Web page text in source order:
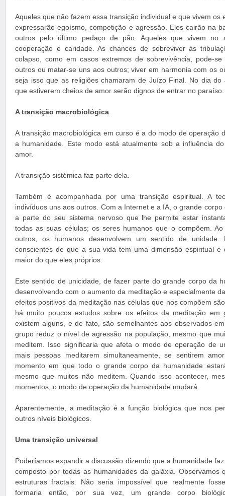
Aqueles que não fazem essa transição individual e que vivem os
expressarão egoísmo, competição e agressão. Eles cairão na
outros pelo último pedaço de pão. Aqueles que vivem no
cooperação e caridade. As chances de sobreviver às
colapso, como em casos extremos de sobrevivência, pode-
outros ou matar-se uns aos outros; viver em harmonia com os
seja isso que as religiões chamaram de Juízo Final. No dia do
que estiverem cheios de amor serão dignos de entrar no paraíso.
A transição macrobiológica
A transição macrobiológica em curso é a do modo de operação
a humanidade. Este modo está atualmente sob a influência
amor.
A transição sistémica faz parte dela.
Também é acompanhada por uma transição espiritual. A
indivíduos uns aos outros. Com a Internet e a IA, o grande
a parte do seu sistema nervoso que lhe permite estar
todas as suas células; os seres humanos que o compõem.
outros, os humanos desenvolvem um sentido de
conscientes de que a sua vida tem uma dimensão espiritual
maior do que eles próprios.
Este sentido de unicidade, de fazer parte do grande corpo da
desenvolvendo com o aumento da meditação e especialmente
efeitos positivos da meditação nas células que nos compõem
há muito poucos estudos sobre os efeitos da meditação em
existem alguns, e de fato, são semelhantes aos observados
grupo reduz o nível de agressão na população, mesmo que
meditem. Isso significaria que afeta o modo de operação de
mais pessoas meditarem simultaneamente, se sentirem
momento em que todo o grande corpo da humanidade
mesmo que muitos não meditem. Quando isso acontecer,
momentos, o modo de operação da humanidade mudará.
Aparentemente, a meditação é a função biológica que nos
outros níveis biológicos.
Uma transição universal
Poderíamos expandir a discussão dizendo que a humanidade
composto por todas as humanidades da galáxia.
estruturas fractais. Não seria impossível que realmente
formaria então, por sua vez, um grande corpo